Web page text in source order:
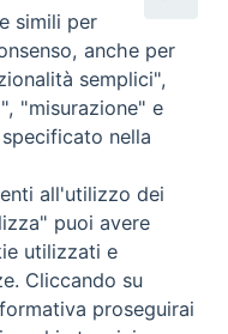
- tel. 0382.24736 -
- P.
simili per
anche per
semplici",
"misurazione" e
nella
all'utilizzo dei
puoi avere
utilizzati e
Cliccando su
proseguirai